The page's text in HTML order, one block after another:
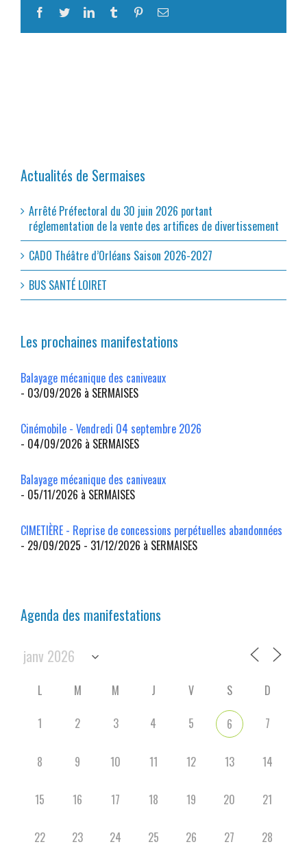
Facebook
TwitterLinkedInTumblr PinterestEmail
Actualités de Sermaises
Arrêté Préfectoral du 30 juin 2026 portant
réglementation de la vente des artifices de divertissement
CADO Théâtre d’Orléans Saison 2026-2027
BUS SANTÉ LOIRET
Les prochaines manifestations
Balayage mécanique des caniveaux
- 03/09/2026 à SERMAISES
Cinémobile - Vendredi 04 septembre 2026
- 04/09/2026 à SERMAISES
Balayage mécanique des caniveaux
- 05/11/2026 à SERMAISES
CIMETIÈRE - Reprise de concessions perpétuelles abandonnées
- 29/09/2025 - 31/12/2026 à SERMAISES
Agenda des manifestations
L M M J V S
D
1
2 3 4 5 6 7
8 9 10 11 12 13 14
15 16 17 18 19 20 21
22 23 24 25 26 27 28